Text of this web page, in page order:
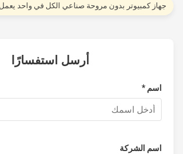
كمبيوتر بدون مروحة صناعي الكل في واحد يعمل
أرسل استفسارًا
اسم الشركة